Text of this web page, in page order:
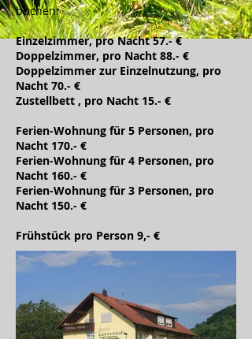
buchen:
Einzelzimmer, pro Nacht 57.- €
Doppelzimmer, pro Nacht 88.- €
Doppelzimmer zur Einzelnutzung, pro
Nacht 70.- €
Zustellbett , pro Nacht 15.- €
Ferien-Wohnung für 5 Personen, pro
Nacht 170.- €
Ferien-Wohnung für 4 Personen, pro
Nacht 160.- €
Ferien-Wohnung für 3 Personen, pro
Nacht 150.- €
Frühstück pro Person 9,- €